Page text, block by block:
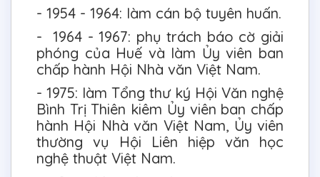
- 1954 - 1964: làm cán bộ tuyên huấn.
- 1964 - 1967: phụ trách báo cờ giải
phóng của Huế và làm Ủy viên ban
chấp hành Hội Nhà văn Việt Nam.
- 1975: làm Tổng thư ký Hội Văn nghệ
Bình Trị Thiên kiêm Ủy viên ban chấp
hành Hội Nhà văn Việt Nam, Ủy viên
thường vụ Hội Liên hiệp văn học
nghệ thuật Việt Nam.